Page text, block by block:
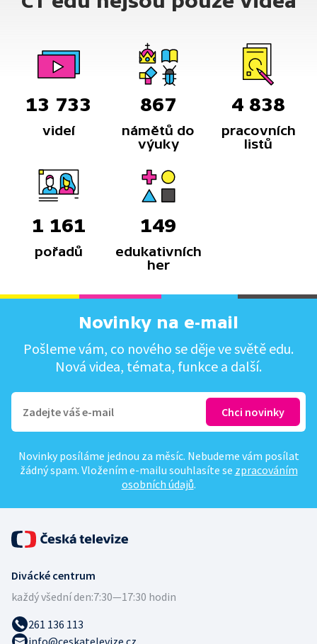
13 733
videí
867
námětů do
výuky
4 838
pracovních
listů
1 161
pořadů
149
edukativních
her
Novinky na e-mail
Pošleme vám, co nového se děje ve světě edu.
Nová videa, témata, funkce a další.
Novinky posíláme jednou za měsíc. Nebudeme vám posílat
žádný spam. Vložením e-mailu souhlasíte se zpracováním
osobních údajů.